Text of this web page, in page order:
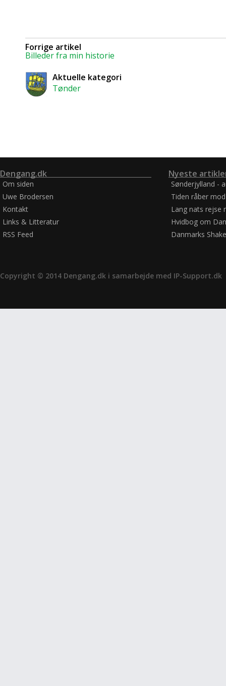
Forrige artikel
Billeder fra min historie
Aktuelle kategori
Tønder
Dengang.dk
Om siden
Uwe Brodersen
Kontakt
Links & Litteratur
RSS Feed
Nyeste
Sønderjylland -
Tiden råber
Lang nats rejse
Hvidbog om
Danmarks
Copyright © 2014 Dengang.dk i samarbejde med IP-Support.dk